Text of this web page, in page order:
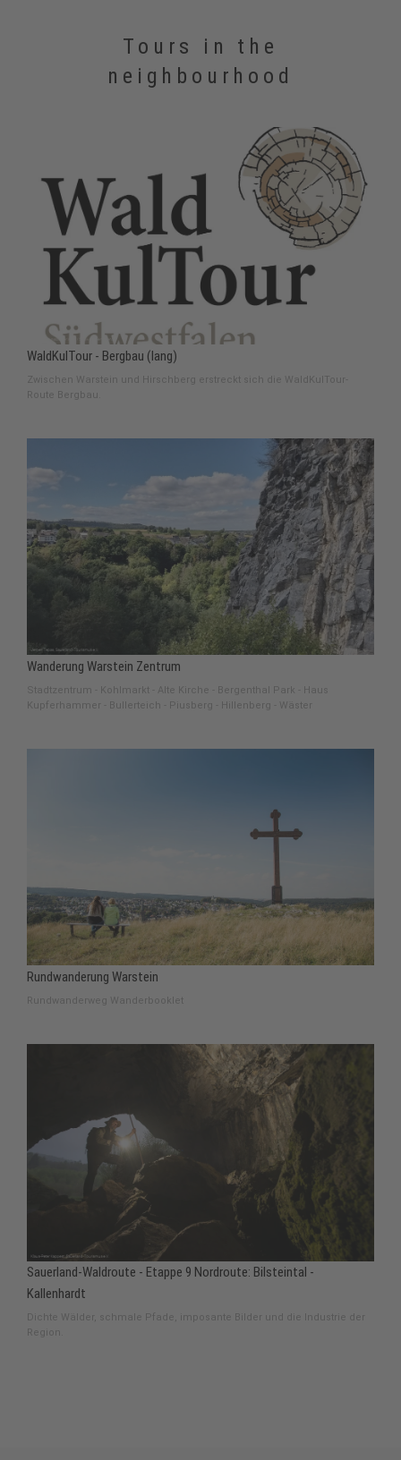
Tours in the
neighbourhood
WaldKulTour - Bergbau (lang)
Zwischen Warstein und Hirschberg erstreckt sich die WaldKulTour-
Route Bergbau.
Wanderung Warstein Zentrum
Stadtzentrum - Kohlmarkt - Alte Kirche - Bergenthal Park - Haus
Kupferhammer - Bullerteich - Piusberg - Hillenberg - Wäster
Rundwanderung Warstein
Rundwanderweg Wanderbooklet
Sauerland-Waldroute - Etappe 9 Nordroute: Bilsteintal -
Kallenhardt
Dichte Wälder, schmale Pfade, imposante Bilder und die Industrie der
Region.